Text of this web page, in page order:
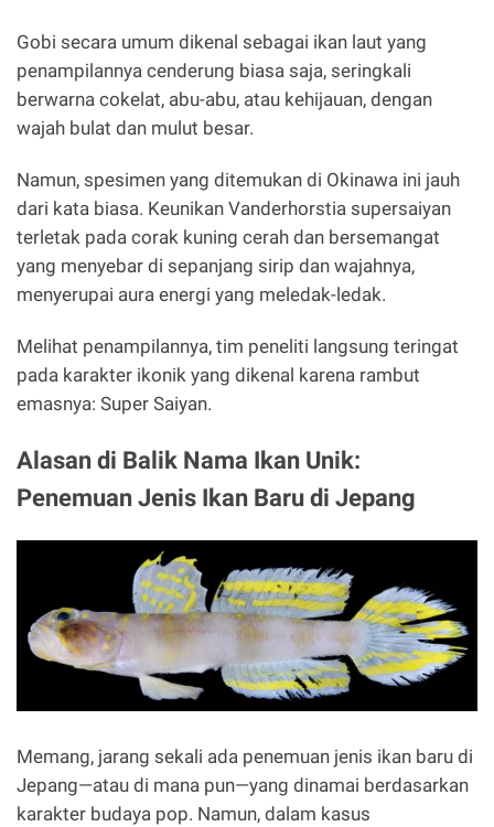
Gobi secara umum dikenal sebagai ikan laut yang
penampilannya cenderung biasa saja, seringkali
berwarna cokelat, abu-abu, atau kehijauan, dengan
wajah bulat dan mulut besar.
Namun, spesimen yang ditemukan di Okinawa ini jauh
dari kata biasa. Keunikan Vanderhorstia supersaiyan
terletak pada corak kuning cerah dan bersemangat
yang menyebar di sepanjang sirip dan wajahnya,
menyerupai aura energi yang meledak-ledak.
Melihat penampilannya, tim peneliti langsung teringat
pada karakter ikonik yang dikenal karena rambut
emasnya: Super Saiyan.
Alasan di Balik Nama Ikan Unik:
Penemuan Jenis Ikan Baru di Jepang
Memang, jarang sekali ada penemuan jenis ikan baru di
Jepang—atau di mana pun—yang dinamai berdasarkan
karakter budaya pop. Namun, dalam kasus